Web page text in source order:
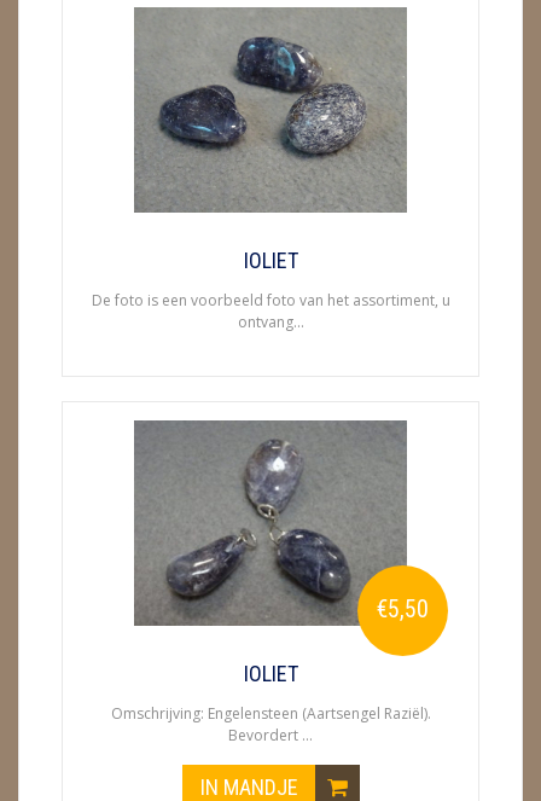
FENG SHUI
GEODE 'S / STANDAARDS
HANGERS
METEORIETEN
READING EN PERSOONLIJK ADVIES
RUWE STENEN
IOLIET
De foto is een voorbeeld foto van het assortiment, u
ontvang...
€5,50
IOLIET
Omschrijving: Engelensteen (Aartsengel Raziël).
Bevordert ...
IN MANDJE